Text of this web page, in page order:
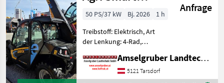
ELEKTRO
Teleskoplader
TOP
Anfrage
50 PS/37 kW Bj. 2026
1 h
Treibstoff: Elektrisch, Art
der Lenkung: 4-Rad,
Hydrostatgetriebe, hydr.
Werkzeugverriegelung,
Amselgruber Landtechnik GmbH
5121 Tarsdorf